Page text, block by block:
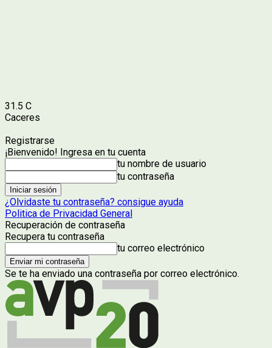
31.5 C
Caceres
Registrarse
¡Bienvenido! Ingresa en tu cuenta
tu nombre de usuario
tu contraseña
¿Olvidaste tu contraseña? consigue ayuda
Politica de Privacidad General
Recuperación de contraseña
Recupera tu contraseña
tu correo electrónico
Se te ha enviado una contraseña por correo electrónico.